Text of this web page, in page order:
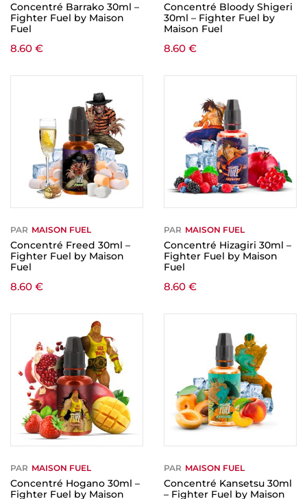
Concentré Barrako 30ml –
Fighter Fuel by Maison
Fuel
8.60 €
Concentré Bloody Shigeri
30ml – Fighter Fuel by
Maison Fuel
8.60 €
PAR MAISON FUEL
Concentré Freed 30ml –
Fighter Fuel by Maison
Fuel
8.60 €
PAR MAISON FUEL
Concentré Hizagiri 30ml –
Fighter Fuel by Maison
Fuel
8.60 €
PAR MAISON FUEL
Concentré Hogano 30ml –
Fighter Fuel by Maison
PAR MAISON FUEL
Concentré Kansetsu 30ml
– Fighter Fuel by Maison